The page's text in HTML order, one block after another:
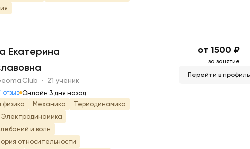
Екатерина
· 21 ученик
1 отзыв Онлайн 3 дня назад
физика
Механика
Термодинамика
Электродинамика
и волн
относительности
от 1500 ₽
за занятие
Перейти в профиль